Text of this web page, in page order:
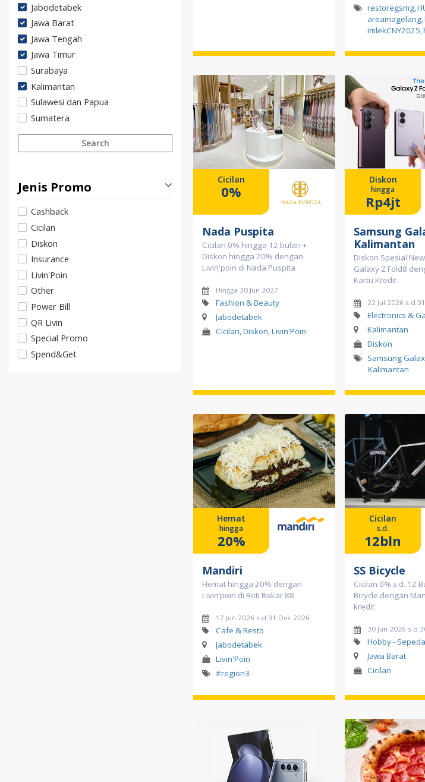
Jabodetabek
Jawa Barat
Jawa Tengah
Jawa Timur
Surabaya
Kalimantan
Sulawesi dan Papua
Sumatera
Search
Jenis Promo
Cashback
Cicilan
Diskon
Insurance
Livin'Poin
Other
Power Bill
QR Livin
Special Promo
Spend&Get
restoregsmg,
areamagelang,
imlekCNY2025,
Cicilan
0%
Nada Puspita
Cicilan 0% hingga 12 bulan +
Diskon hingga 20% dengan
Livin'poin di Nada Puspita
Hingga 30 Jun 2027
Fashion & Beauty
Jabodetabek
Cicilan, Diskon, Livin'Poin
Diskon
hingga
Rp4jt
Samsung
Kalimantan
Diskon Spesial
Galaxy Z Fold8
Kartu Kredit
22 Jul 2026 s.d
Electronics &
Kalimantan
Diskon
Samsung
Kalimantan
Hemat
hingga
20%
Mandiri
Hemat hingga 20% dengan
Livin’poin di Roti Bakar 88
17 Jun 2026 s.d 31 Dec 2026
Cafe & Resto
Jabodetabek
Livin'Poin
#region3
Cicilan
s.d.
12bln
SS Bicycle
Cicilan 0% s.d. 12
Bicycle dengan
kredit
30 Jun 2026 s.d
Hobby - Sepeda
Jawa Barat
Cicilan